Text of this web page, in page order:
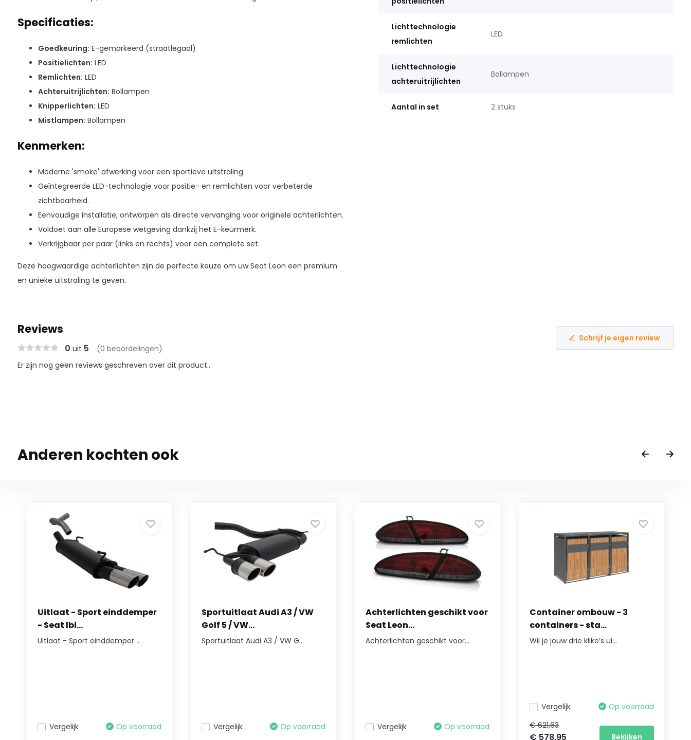
Specificaties:
Goedkeuring: E-gemarkeerd (straatlegaal)
Positielichten: LED
Remlichten: LED
Achteruitrijlichten: Bollampen
Knipperlichten: LED
Mistlampen: Bollampen
Kenmerken:
Moderne 'smoke' afwerking voor een sportieve uitstraling.
Geïntegreerde LED-technologie voor positie- en remlichten voor verbeterde
zichtbaarheid.
Eenvoudige installatie, ontworpen als directe vervanging voor originele achterlichten.
Voldoet aan alle Europese wetgeving dankzij het E-keurmerk.
Verkrijgbaar per paar (links en rechts) voor een complete set.
Deze hoogwaardige achterlichten zijn de perfecte keuze om uw Seat Leon een premium
en unieke uitstraling te geven.
Lichttechnologie
remlichten
LED
Lichttechnologie
achteruitrijlichten
Bollampen
Aantal in set 2 stuks
Reviews
0 uit 5 (0 beoordelingen)
Schrijf je eigen review
Er zijn nog geen reviews geschreven over dit product..
Anderen kochten ook
Uitlaat - Sport einddemper
- Seat Ibi...
Uitlaat - Sport einddemper ...
Vergelijk Op voorraad
Sportuitlaat Audi A3 / VW
Golf 5 / VW...
Sportuitlaat Audi A3 / VW G...
Vergelijk Op voorraad
Achterlichten geschikt voor
Seat Leon...
Achterlichten geschikt voor...
Vergelijk Op voorraad
Container ombouw - 3
containers - sta...
Wil je jouw drie kliko’s ui...
Vergelijk
Op voorraad
€ 621,63
€ 578,95 Bekijken